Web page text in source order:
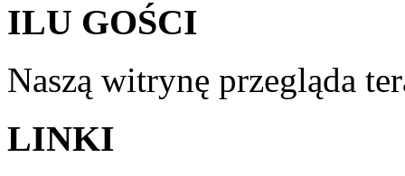
ILU GOŚCI
Naszą witrynę przegląda
LINKI